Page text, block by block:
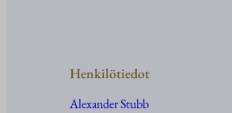
Henkilötiedot
Alexander Stubb